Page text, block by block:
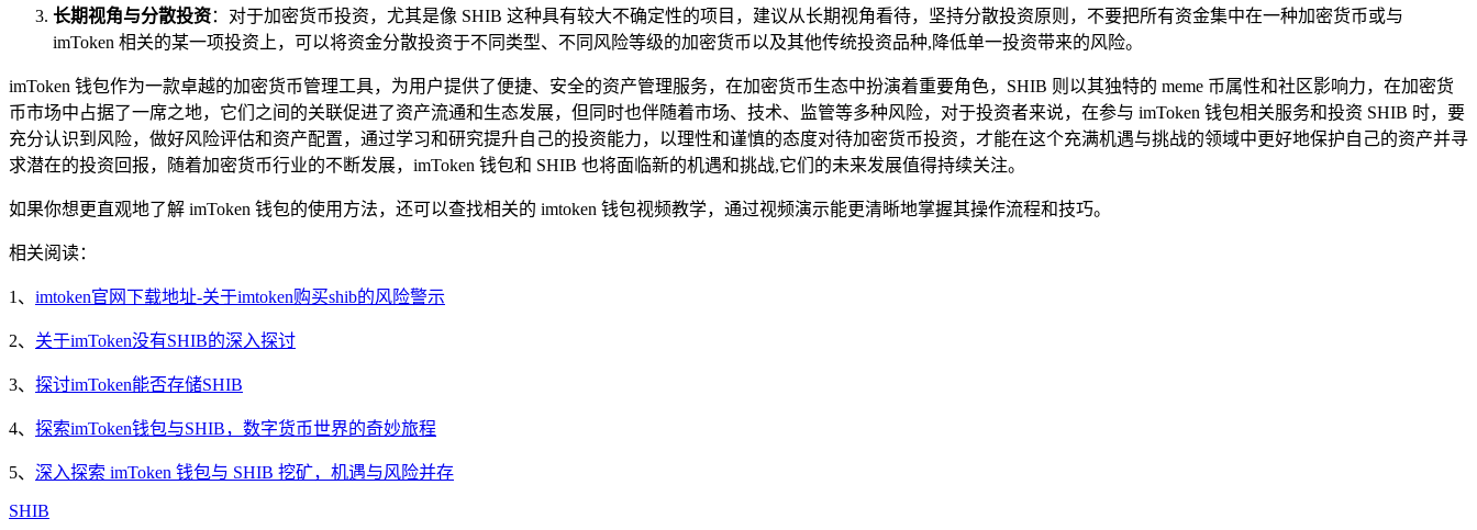
长期视角与分散投资：对于加密货币投资，尤其是像 SHIB 这种具有较大不确定性的项目，建议从长期视角看待，坚持分散投资原则，不要把所有资金集中在一种加密货币或与
imToken 相关的某一项投资上，可以将资金分散投资于不同类型、不同风险等级的加密货币以及其他传统投资品种,降低单一投资带来的风险。
imToken 钱包作为一款卓越的加密货币管理工具，为用户提供了便捷、安全的资产管理服务，在加密货币生态中扮演着重要角色，SHIB 则以其独特的 meme 币属性和社区影响力，在加密货
币市场中占据了一席之地，它们之间的关联促进了资产流通和生态发展，但同时也伴随着市场、技术、监管等多种风险，对于投资者来说，在参与 imToken 钱包相关服务和投资 SHIB 时，要
充分认识到风险，做好风险评估和资产配置，通过学习和研究提升自己的投资能力，以理性和谨慎的态度对待加密货币投资，才能在这个充满机遇与挑战的领域中更好地保护自己的资产并寻
求潜在的投资回报，随着加密货币行业的不断发展，imToken 钱包和 SHIB 也将面临新的机遇和挑战,它们的未来发展值得持续关注。
如果你想更直观地了解 imToken 钱包的使用方法，还可以查找相关的 imtoken 钱包视频教学，通过视频演示能更清晰地掌握其操作流程和技巧。
相关阅读：
1、 imtoken官网下载地址-关于imtoken购买shib的风险警示
2、 关于imToken没有SHIB的深入探讨
3、 探讨imToken能否存储SHIB
4、 探索imToken钱包与SHIB，数字货币世界的奇妙旅程
5、 深入探索 imToken 钱包与 SHIB 挖矿，机遇与风险并存
SHIB